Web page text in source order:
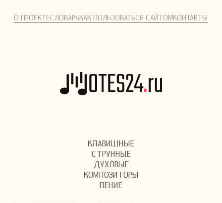
О ПРОЕКТЕСЛОВАРЬКАК ПОЛЬЗОВАТЬСЯ САЙТОМКОНТАКТЫ
КЛАВИШНЫЕ
СТРУННЫЕ
ДУХОВЫЕ
КОМПОЗИТОРЫ
ПЕНИЕ